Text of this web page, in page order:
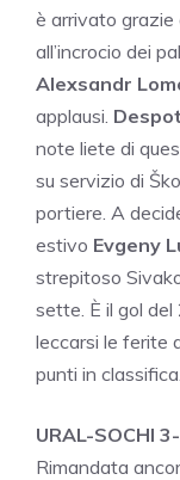
è arrivato grazie
all’incrocio dei
Alexsandr
applausi.
note liete di
su servizio di
portiere. A
estivo Evgeny
strepitoso
sette. È il gol
leccarsi le ferite
punti in classifica.
URAL-SOCHI
Rimandata